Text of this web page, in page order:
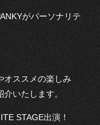
がパーソナリテ
オススメの楽しみ
いたします。
STAGE出演！